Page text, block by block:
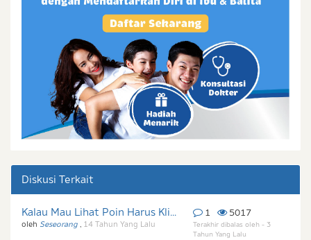
Diskusi Terkait
Kalau Mau Lihat Poin Harus Kli...
oleh Seseorang , 14 Tahun Yang Lalu
1 5017
Terakhir dibalas oleh - 3
Tahun Yang Lalu